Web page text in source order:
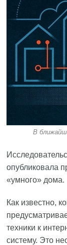
В
опубликовала
«умного» дома.
Как известно,
техники к
систему. Это